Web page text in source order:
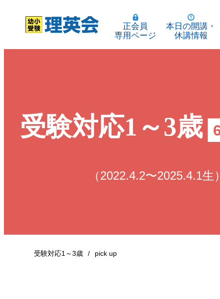
正会員
専用ページ
本日の開講・
休講情報
受験対応1～3歳
（2022.4.2〜2025.4.1生
受験対応1～3歳 pick up